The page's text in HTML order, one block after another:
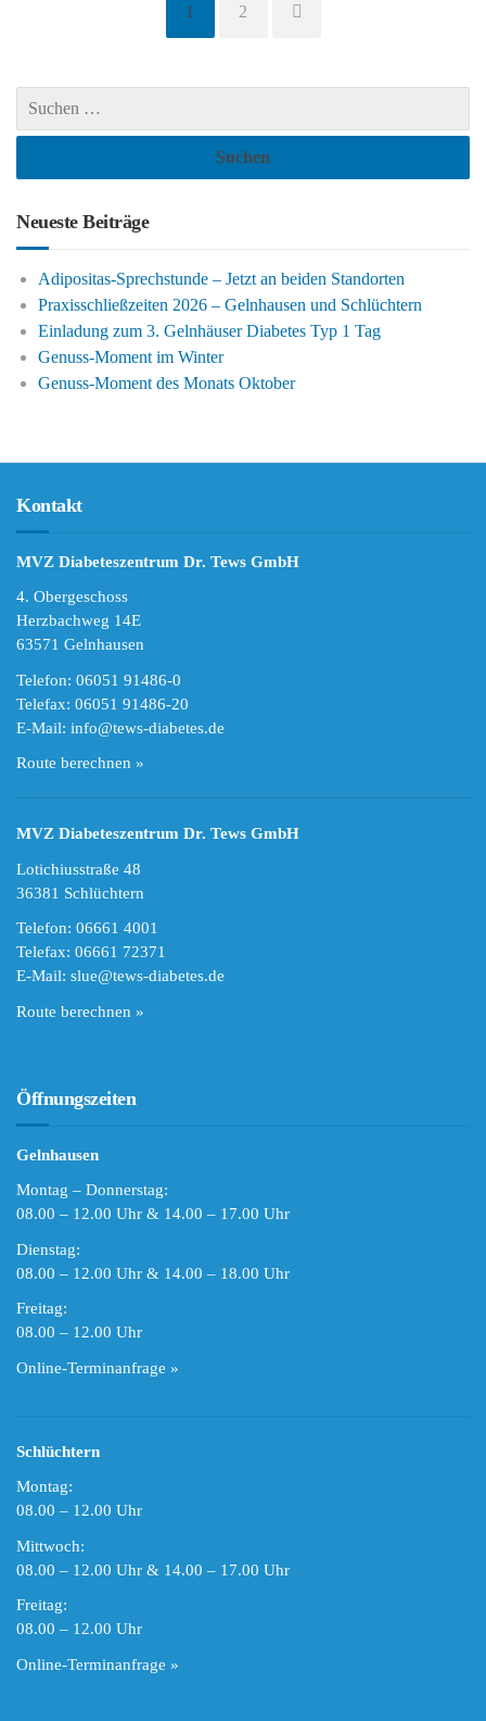
Seite
1 Seite
2
Neueste Beiträge
Adipositas-Sprechstunde – Jetzt an beiden Standorten
Praxisschließzeiten 2026 – Gelnhausen und Schlüchtern
Einladung zum 3. Gelnhäuser Diabetes Typ 1 Tag
Genuss-Moment im Winter
Genuss-Moment des Monats Oktober
Kontakt
MVZ Diabeteszentrum Dr. Tews GmbH
4. Obergeschoss
Herzbachweg 14E
63571 Gelnhausen
Telefon: 06051 91486-0
Telefax: 06051 91486-20
E-Mail: info@tews-diabetes.de
Route berechnen »
MVZ Diabeteszentrum Dr. Tews GmbH
Lotichiusstraße 48
36381 Schlüchtern
Telefon: 06661 4001
Telefax: 06661 72371
E-Mail: slue@tews-diabetes.de
Route berechnen »
Öffnungszeiten
Gelnhausen
Montag – Donnerstag:
08.00 – 12.00 Uhr & 14.00 – 17.00 Uhr
Dienstag:
08.00 – 12.00 Uhr & 14.00 – 18.00 Uhr
Freitag:
08.00 – 12.00 Uhr
Online-Terminanfrage »
Schlüchtern
Montag:
08.00 – 12.00 Uhr
Mittwoch:
08.00 – 12.00 Uhr & 14.00 – 17.00 Uhr
Freitag:
08.00 – 12.00 Uhr
Online-Terminanfrage »